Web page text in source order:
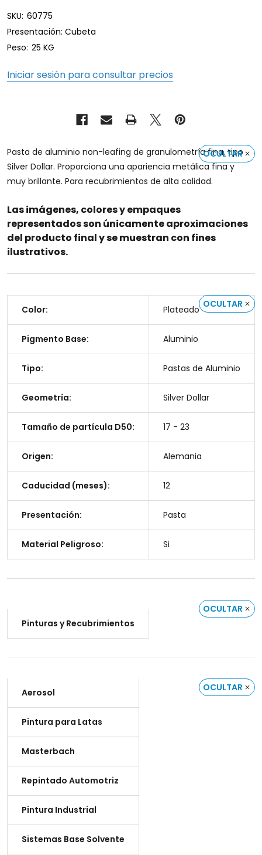
SKU: 60775
Presentación: Cubeta
Peso: 25 KG
Iniciar sesión para consultar precios
OCULTAR
Pasta de aluminio non-leafing de granulometría fina, tipo
Silver Dollar. Proporciona una apariencia metálica fina y
muy brillante. Para recubrimientos de alta calidad.
Las imágenes, colores y empaques
representados son únicamente aproximaciones
del producto final y se muestran con fines
ilustrativos.
OCULTAR
Color: Plateado
Pigmento Base: Aluminio
Tipo: Pastas de Aluminio
Geometría: Silver Dollar
Tamaño de partícula D50: 17 - 23
Origen: Alemania
Caducidad (meses): 12
Presentación: Pasta
Material Peligroso: Si
OCULTAR
Pinturas y Recubrimientos
OCULTAR
Aerosol
Pintura para Latas
Masterbach
Repintado Automotriz
Pintura Industrial
Sistemas Base Solvente